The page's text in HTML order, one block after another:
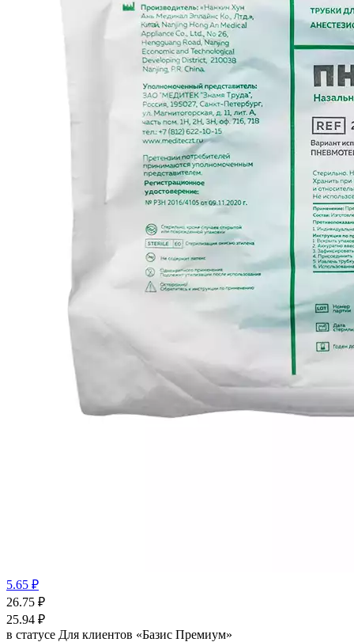
5.65 ₽
26.75 ₽
25.94 ₽
в статусе Для клиентов «Базис Премиум»